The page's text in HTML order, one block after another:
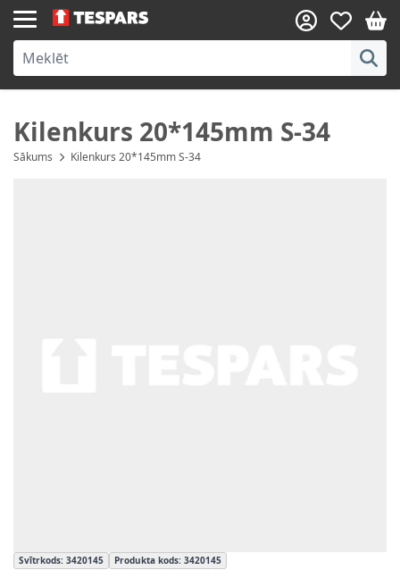
Skip to Content
Kilenkurs 20*145mm S-34
Sākums Kilenkurs 20*145mm S-34
Svītrkods: 3420145 Produkta kods: 3420145